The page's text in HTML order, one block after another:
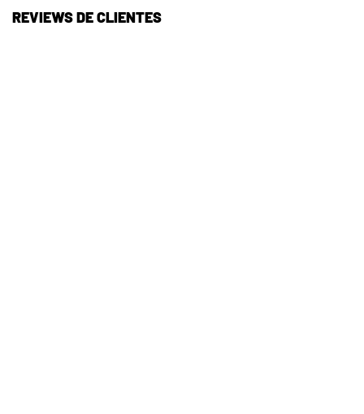
REVIEWS DE CLIENTES